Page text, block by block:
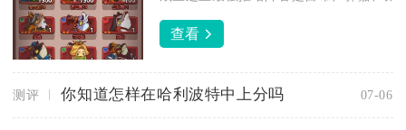
查看
测评 你知道怎样在哈利波特中上分吗 07-06